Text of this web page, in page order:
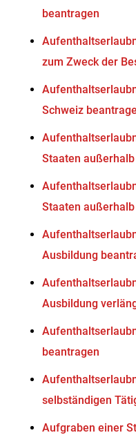
beantragen
zum Zweck der
Schweiz
Staaten außerhalb
Staaten außerhalb
Ausbildung
Ausbildung
beantragen
selbständigen
Aufgraben einer